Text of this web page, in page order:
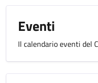
Eventi
Il calendario eventi del